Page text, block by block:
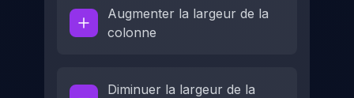
Augmenter la largeur de la
colonne
Diminuer la largeur de la